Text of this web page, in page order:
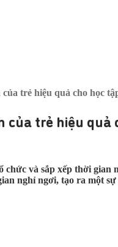
trẻ hiệu quả cho học
của trẻ hiệu
và sắp xếp thời
nghỉ ngơi, tạo ra một